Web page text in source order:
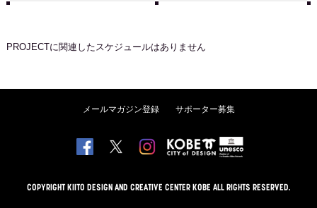
PROJECTに関連したスケジュールはありません
メールマガジン登録 サポーター募集
COPYRIGHT KIITO DESIGN AND CREATIVE CENTER KOBE ALL RIGHTS RESERVED.